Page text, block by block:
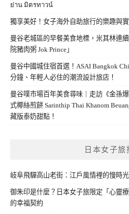
ย่าน มิตรทาวน์
獨享美好！女子海外自助旅行的樂趣與
曼谷老城區的早餐美食地標，米其林連
院豬肉粥 Jok Prince」
曼谷中國城住宿首選！ASAI Bangkok
分鐘、年輕人必住的潮流設計旅店！
曼谷噗市場百年美食尋味｜走訪《金孫
式椰絲煎餅 Sarinthip Thai Khanom
藏版泰奶甜點！
日本女子旅
岐阜飛驒高山老街：江戶風情裡的慢時
御朱印是什麼？日本女子旅限定「心靈
的幸福契約